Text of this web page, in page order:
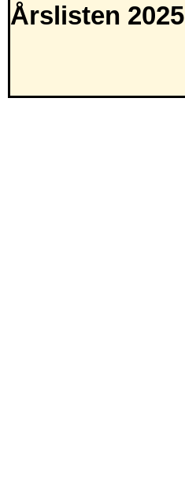
Årslisten 2025